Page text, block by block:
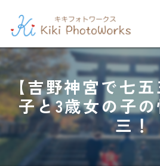
【吉野神宮で七
子と3歳女の子
三！